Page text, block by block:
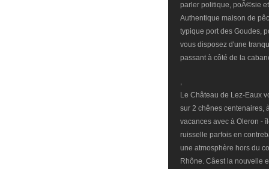
parler politique, poÃ©sie et
Authentique maison de
typique port des Goudes,
vous disposez d'une
passant à côté de la
,
Le Château de Lez-Eaux
sur 2 chênes centenaires,
vacances avec à Oleron -
ruisselle parfois en
une atmosphère hors du
Rhône. Câest la